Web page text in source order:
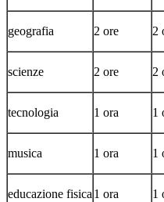
geografia 2 ore 2
scienze 2 ore 2
tecnologia 1 ora 1
musica 1 ora 1
educazione fisica 1 ora 1